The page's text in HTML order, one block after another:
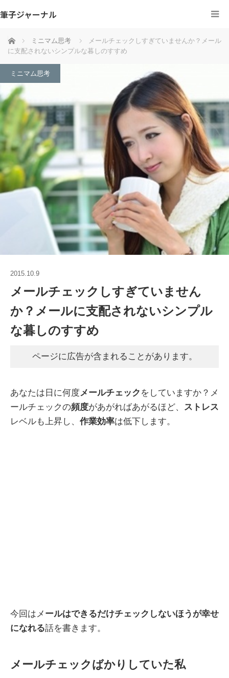
筆子ジャーナル
ホーム ミニマム思考
メールチェックしすぎていませんか？メール
に支配されないシンプルな暮しのすすめ
ミニマム思考
2015.10.9
メールチェックしすぎていません
か？メールに支配されないシンプル
な暮しのすすめ
ページに広告が含まれることがあります。
あなたは日に何度メールチェック をしていますか？メ
ールチェックの頻度があがればあがるほど、 ストレス
レベルも上昇し、 作業効率は低下します。
今回はメ ールはできるだけチェックしないほうが幸せ
になれる話を書きます。
メールチェックばかりしていた私